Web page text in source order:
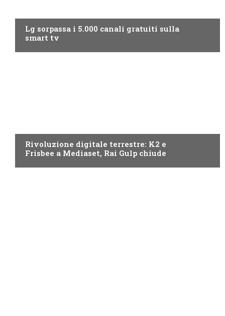
Lg sorpassa i 5.000 canali gratuiti sulla
smart tv
Rivoluzione digitale terrestre: K2 e
Frisbee a Mediaset, Rai Gulp chiude